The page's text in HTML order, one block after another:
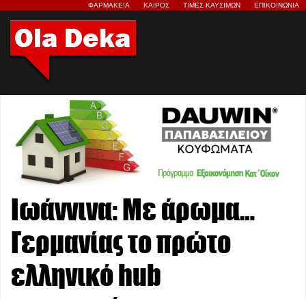
ΦΑΡΜΑΚΕΙΑ ΚΑΙΡΟΣ ΤΙΜΕΣ ΚΑΥΣΙΜΩΝ ΕΠΙΚΟΙΝΩΝΙΑ
Ιωάννινα: Με άρωμα…
Γερμανίας το πρώτο
ελληνικό hub